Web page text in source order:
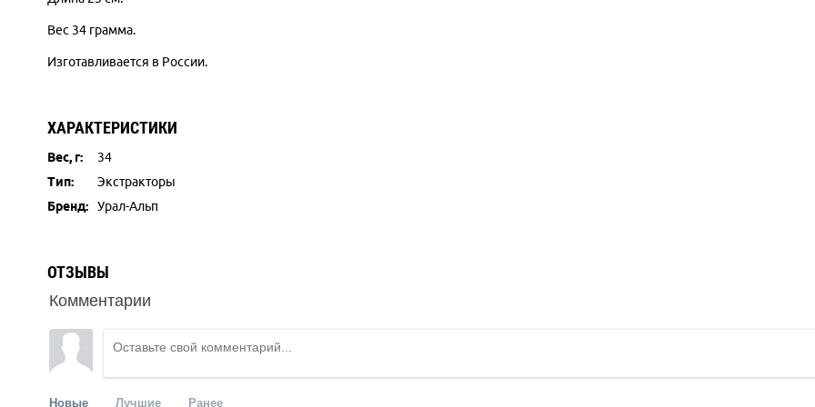
Вес 34 грамма.
Изготавливается в России.
ХАРАКТЕРИСТИКИ
Вес, г:
34
Тип:
Экстракторы
Бренд:
Урал-Альп
ОТЗЫВЫ
Комментарии
Новые Лучшие Ранее